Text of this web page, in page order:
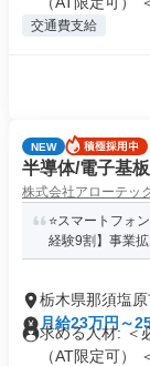
交通費支給
NEW
半導体/電子基
株式会社アローテッ
⭐️スマートフォ
経験9割】事業
栃木県那須塩
月給23万円～
求める人材: ＜
（AT限定可）